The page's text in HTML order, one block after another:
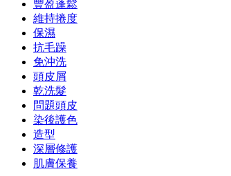
豐盈蓬鬆
維持捲度
保濕
抗毛躁
免沖洗
頭皮屑
乾洗髮
問題頭皮
染後護色
造型
深層修護
肌膚保養